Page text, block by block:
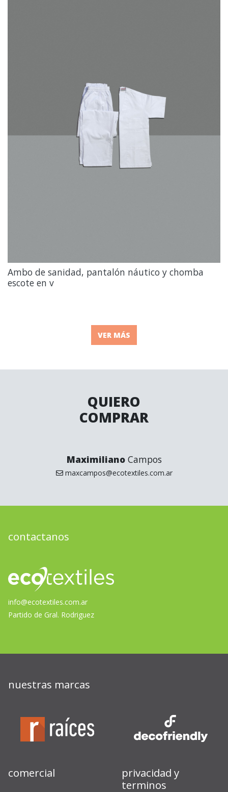
Ambo de sanidad, pantalón náutico y chomba
escote en v
VER MÁS
QUIERO
COMPRAR
MaximilianoCampos
maxcampos@ecotextiles.com.ar
contactanos
info@ecotextiles.com.ar
Partido de Gral. Rodriguez
nuestras marcas
comercial
privacidad y
terminos